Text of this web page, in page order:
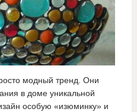
модный тренд. Они
в доме уникальной
особую «изюминку» и